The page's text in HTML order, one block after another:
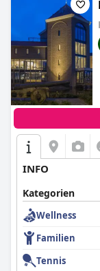
nicht verpassen
INFO
Kategorien
Wellness
Familien
Tennis